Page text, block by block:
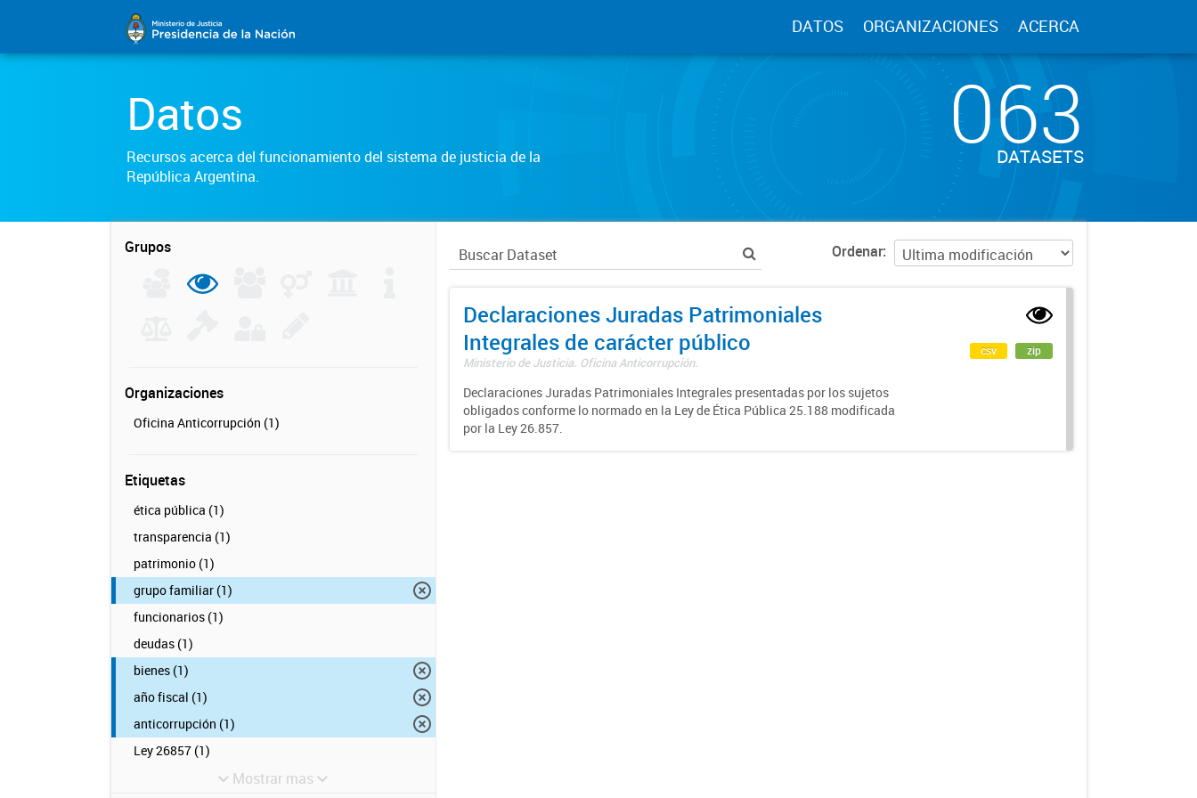
DATOS ORGANIZACIONES ACERCA
Datos
Recursos acerca del funcionamiento del sistema de justicia de la
República Argentina.
063
DATASETS
Grupos
Organizaciones
Oficina Anticorrupción (1)
Etiquetas
ética pública (1)
transparencia (1)
patrimonio (1)
grupo familiar (1)
funcionarios (1)
deudas (1)
bienes (1)
año fiscal (1)
anticorrupción (1)
Ley 26857 (1)
Mostrar mas
Ordenar
Declaraciones Juradas Patrimoniales
Integrales de carácter público
Ministerio de Justicia. Oficina Anticorrupción.
Declaraciones Juradas Patrimoniales Integrales presentadas por los sujetos
obligados conforme lo normado en la Ley de Ética Pública 25.188 modificada
por la Ley 26.857.
csv zip